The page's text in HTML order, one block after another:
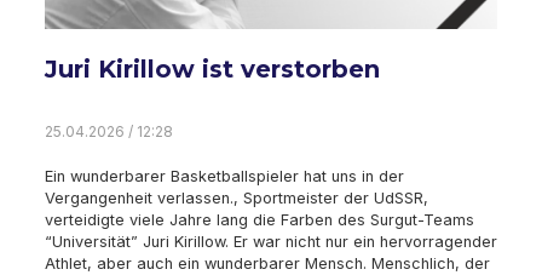
Juri Kirillow ist verstorben
25.04.2026 / 12:28
Ein wunderbarer Basketballspieler hat uns in der
Vergangenheit verlassen., Sportmeister der UdSSR,
verteidigte viele Jahre lang die Farben des Surgut-Teams
“Universität” Juri Kirillow. Er war nicht nur ein hervorragender
Athlet, aber auch ein wunderbarer Mensch. Menschlich, der